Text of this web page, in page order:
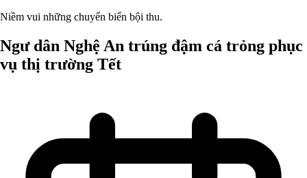
Niềm vui những chuyến biển bội thu.
Ngư dân Nghệ An trúng đậm cá trỏng phục
vụ thị trường Tết